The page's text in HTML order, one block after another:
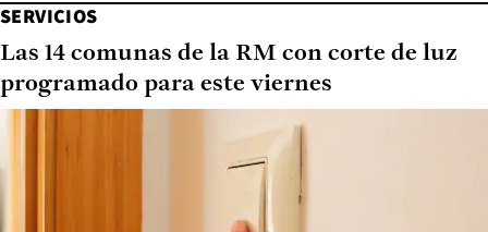
SERVICIOS
Las 14 comunas de la RM con corte de luz
programado para este viernes